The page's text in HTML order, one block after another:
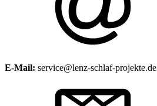
E-Mail: service@lenz-schlaf-projekte.de